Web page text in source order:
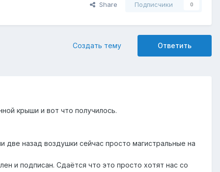
Share Подписчики 0
Ответить
Создать тему
крыши и вот что получилось.
назад воздушки сейчас просто магистральные на
и подписан. Сдаётся что это просто хотят нас со